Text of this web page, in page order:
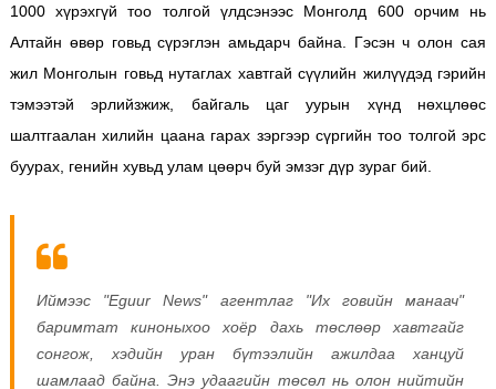
1000 хүрэхгүй тоо толгой үлдсэнээс Монголд 600 орчим нь
Алтайн өвөр говьд сүрэглэн амьдарч байна. Гэсэн ч олон сая
жил Монголын говьд нутаглах хавтгай сүүлийн жилүүдэд гэрийн
тэмээтэй эрлийзжиж, байгаль цаг уурын хүнд нөхцлөөс
шалтгаалан хилийн цаана гарах зэргээр сүргийн тоо толгой эрс
буурах, генийн хувьд улам цөөрч буй эмзэг дүр зураг бий.
Иймээс "Eguur News" агентлаг "Их говийн манаач"
баримтат киноныхоо хоёр дахь төслөөр хавтгайг
сонгож, хэдийн уран бүтээлийн ажилдаа ханцуй
шамлаад байна. Энэ удаагийн төсөл нь олон нийтийн